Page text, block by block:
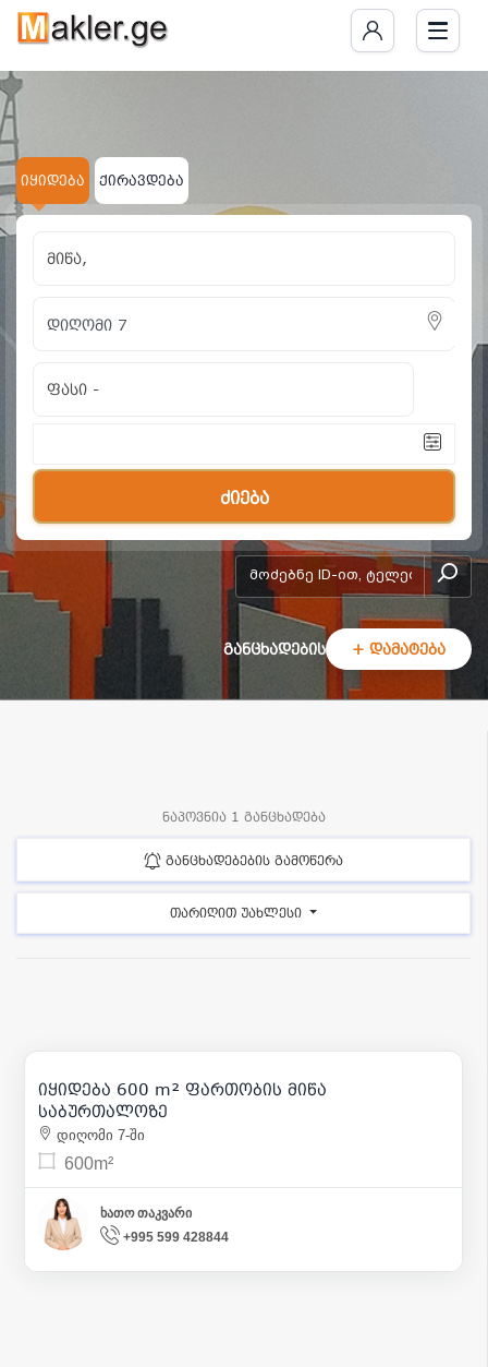
იყიდება მიწა დიღომი
ნაპოვნია 1 განცხადება
იყიდება ქირავდება
მიწა,
ფასი -
ძიება
add-form
განცხადების + დამატება
ნაპოვნია 1 განცხადება
განცხადებების გამოწერა
თარიღით უახლესი
1
230 000 | m² 383
იყიდება 600 m² ფართობის მიწა
საბურთალოზე
დიღომი 7-ში
600m²
ხათო თაკვარი
+995 599 428844